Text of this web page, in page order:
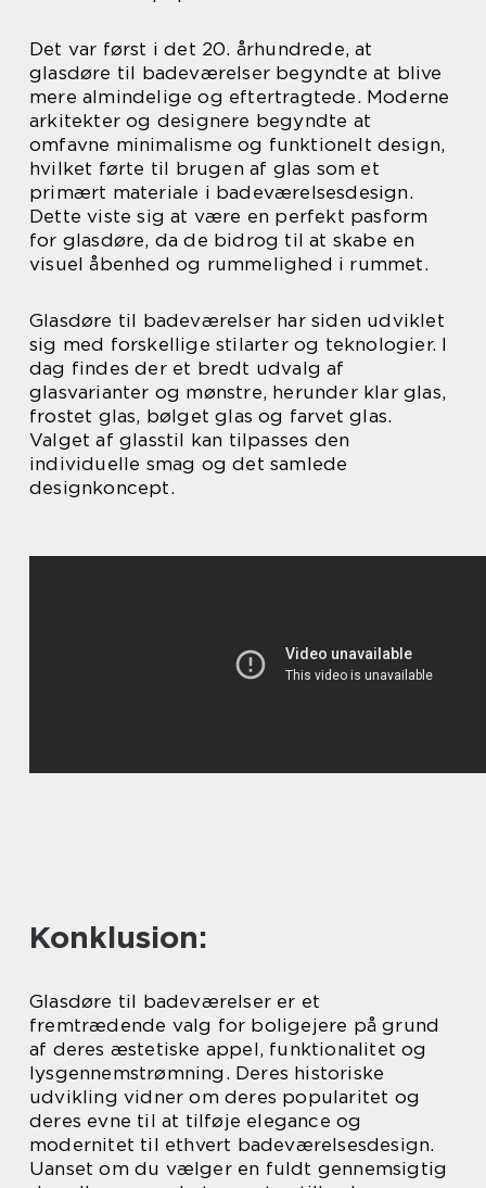
Det var først i det 20. århundrede, at
glasdøre til badeværelser begyndte at blive
mere almindelige og eftertragtede. Moderne
arkitekter og designere begyndte at
omfavne minimalisme og funktionelt design,
hvilket førte til brugen af glas som et
primært materiale i badeværelsesdesign.
Dette viste sig at være en perfekt pasform
for glasdøre, da de bidrog til at skabe en
visuel åbenhed og rummelighed i rummet.
Glasdøre til badeværelser har siden udviklet
sig med forskellige stilarter og teknologier. I
dag findes der et bredt udvalg af
glasvarianter og mønstre, herunder klar glas,
frostet glas, bølget glas og farvet glas.
Valget af glasstil kan tilpasses den
individuelle smag og det samlede
designkoncept.
Konklusion:
Glasdøre til badeværelser er et
fremtrædende valg for boligejere på grund
af deres æstetiske appel, funktionalitet og
lysgennemstrømning. Deres historiske
udvikling vidner om deres popularitet og
deres evne til at tilføje elegance og
modernitet til ethvert badeværelsesdesign.
Uanset om du vælger en fuldt gennemsigtig